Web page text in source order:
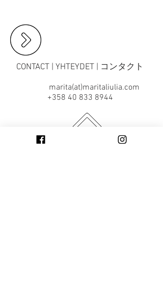
CONTACT | YHTEYDET | コンタクト
marita(at)maritaliulia.com
+358 40 833 8944